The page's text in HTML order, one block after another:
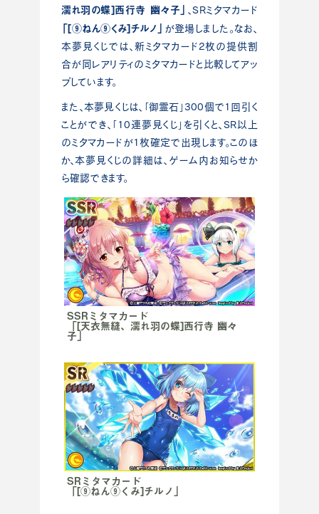
濡れ羽の蝶]西行寺 幽々子」
、SRミタマカード
「[⑨ねん⑨くみ]チルノ」 が登場しました。なお、
本夢見くじでは、新ミタマカード2枚の提供割
合が同レアリティのミタマカードと比較してアッ
プしています。
また、本夢見くじは、「御霊石」300個で1回引く
ことができ、「10連夢見くじ」を引くと、SR以上
のミタマカードが1枚確定で出現します。このほ
か、本夢見くじの詳細は、ゲーム内お知らせか
ら確認できます。
SSRミタマカード
「[天衣無縫、濡れ羽の蝶]西行寺 幽々
子」
SRミタマカード
「[⑨ねん⑨くみ]チルノ」